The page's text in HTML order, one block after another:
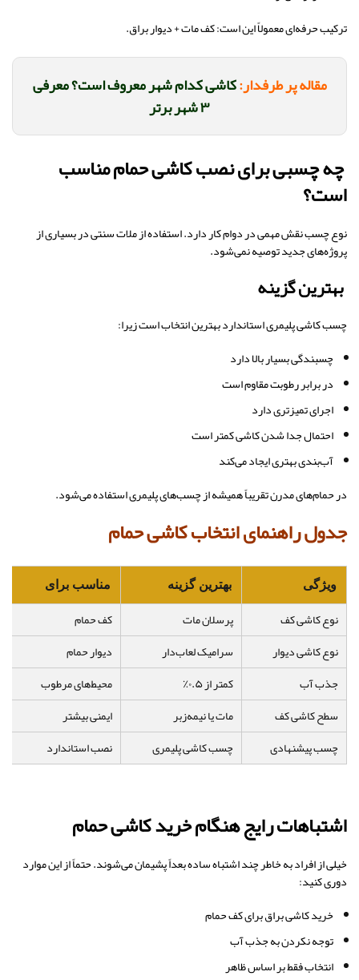
ترکیب حرفه‌ای معمولاً این است: کف مات + دیوار براق.
مقاله پر طرفدار:کاشی کدام شهر معروف است؟ معرفی
۳ شهر برتر
چه چسبی برای نصب کاشی حمام مناسب
است؟
نوع چسب نقش مهمی در دوام کار دارد. استفاده از ملات سنتی در بسیاری از
پروژه‌های جدید توصیه نمی‌شود.
بهترین گزینه
چسب کاشی پلیمری استاندارد بهترین انتخاب است زیرا:
چسبندگی بسیار بالا دارد
در برابر رطوبت مقاوم است
اجرای تمیزتری دارد
احتمال جدا شدن کاشی کمتر است
آب‌بندی بهتری ایجاد می‌کند
در حمام‌های مدرن تقریباً همیشه از چسب‌های پلیمری استفاده می‌شود.
جدول راهنمای انتخاب کاشی حمام
ویژگی بهترین گزینه مناسب برای
نوع کاشی کف پرسلان مات کف حمام
نوع کاشی دیوار
سرامیک لعاب‌دار دیوار حمام
جذب آب
کمتر از ۰.۵٪ محیط‌های مرطوب
سطح کاشی کف
مات یا نیمه‌زبر ایمنی بیشتر
چسب پیشنهادی
چسب کاشی پلیمری نصب استاندارد
اشتباهات رایج هنگام خرید کاشی حمام
خیلی از افراد به خاطر چند اشتباه ساده بعداً پشیمان می‌شوند. حتماً از این موارد
دوری کنید:
خرید کاشی براق برای کف حمام
توجه نکردن به جذب آب
انتخاب فقط بر اساس ظاهر